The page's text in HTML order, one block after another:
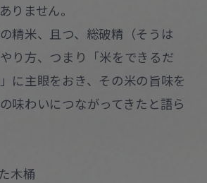
りません。
精米、且つ、総破精（そうは
り方、つまり「米をできるだ
に主眼をおき、その米の旨味を
味わいにつながってきたと語ら
木桶